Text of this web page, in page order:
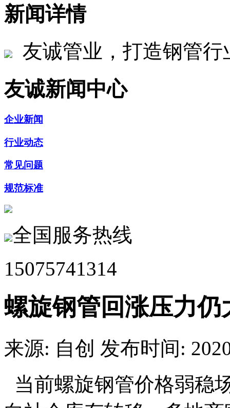
新闻详情
友诚管业，打造钢管
友诚新闻中心
企业新闻
行业动态
常见问题
规范标准
全国服务热线
15075741314
螺旋钢管回涨压力
来源: 自创 发布时间:
当前螺旋钢管价格弱稳